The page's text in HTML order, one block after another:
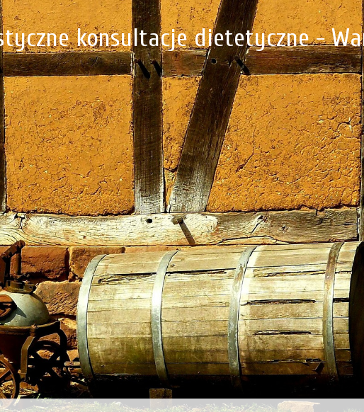
konsultacje dietetyczne -